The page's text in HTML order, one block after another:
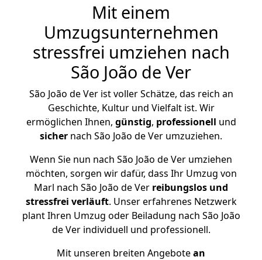
Mit einem
Umzugsunternehmen
stressfrei umziehen nach
São João de Ver
São João de Ver ist voller Schätze, das reich an
Geschichte, Kultur und Vielfalt ist. Wir
ermöglichen Ihnen, günstig, professionell und
sicher nach São João de Ver umzuziehen.
Wenn Sie nun nach São João de Ver umziehen
möchten, sorgen wir dafür, dass Ihr Umzug von
Marl nach São João de Ver reibungslos und
stressfrei verläuft. Unser erfahrenes Netzwerk
plant Ihren Umzug oder Beiladung nach São João
de Ver individuell und professionell.
Mit unseren breiten Angebotean